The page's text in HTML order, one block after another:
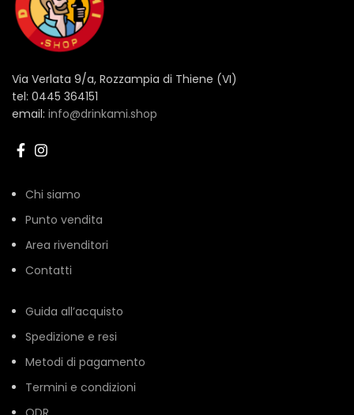
Via Verlata 9/a, Rozzampia di Thiene (VI)
tel: 0445 364151
email: info@drinkami.shop
Chi siamo
Punto vendita
Area rivenditori
Contatti
Guida all’acquisto
Spedizione e resi
Metodi di pagamento
Termini e condizioni